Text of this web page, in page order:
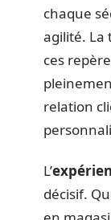
chaque
agilité. La
ces
relation
L’
décisif.